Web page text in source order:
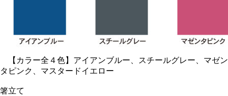
【カラー全４色】アイアンブルー、スチールグレー、マゼン
タピンク、マスタードイエロー
箸立て